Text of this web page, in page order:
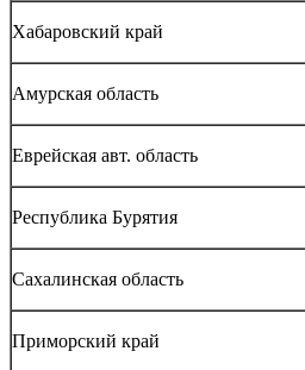
Хабаровский край
Амурская область
Еврейская авт. область
Республика Бурятия
Сахалинская область
Приморский край